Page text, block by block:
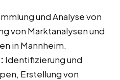
und Analyse von
von Marktanalysen und
in Mannheim.
Identifizierung und
Erstellung von